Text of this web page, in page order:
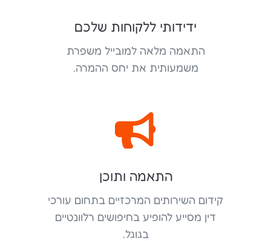
ידידותי ללקוחות שלכם
התאמה מלאה למובייל משפרת
משמעותית את יחס ההמרה.

התאמה ותוכן
קידום השירותים המרכזיים בתחום עורכי
דין מסייע להופיע בחיפושים רלוונטיים
בגוגל.